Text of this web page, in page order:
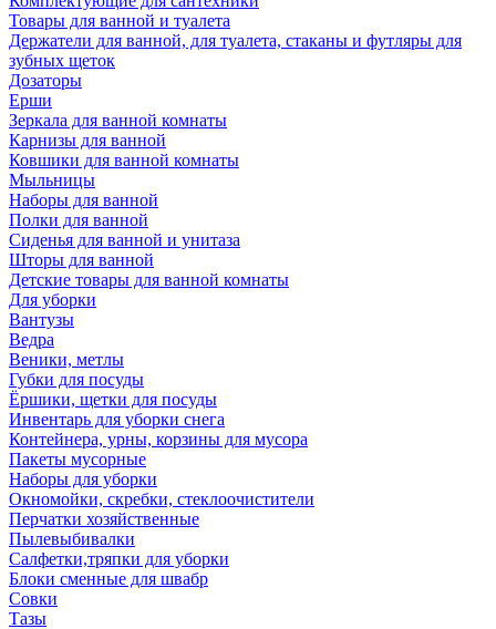
Товары для ванной и туалета
Держатели для ванной, для туалета, стаканы и футляры для
зубных щеток
Дозаторы
Ерши
Зеркала для ванной комнаты
Карнизы для ванной
Ковшики для ванной комнаты
Мыльницы
Наборы для ванной
Полки для ванной
Сиденья для ванной и унитаза
Шторы для ванной
Детские товары для ванной комнаты
Для уборки
Вантузы
Ведра
Веники, метлы
Губки для посуды
Ёршики, щетки для посуды
Инвентарь для уборки снега
Контейнера, урны, корзины для мусора
Пакеты мусорные
Наборы для уборки
Окномойки, скребки, стеклоочистители
Перчатки хозяйственные
Пылевыбивалки
Салфетки,тряпки для уборки
Блоки сменные для швабр
Совки
Тазы